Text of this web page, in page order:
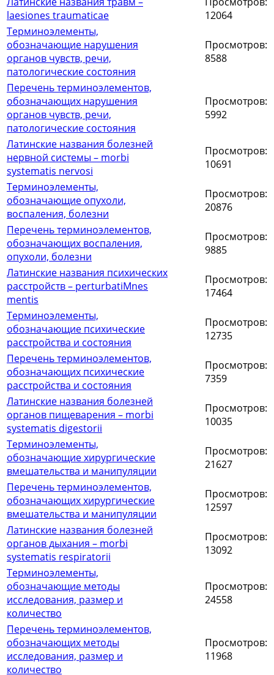
laesiones traumaticae
12064
Терминоэлементы,
обозначающие нарушения
органов чувств, речи,
патологические состояния
Просмотров:
8588
Перечень терминоэлементов,
обозначающих нарушения
органов чувств, речи,
патологические состояния
Просмотров:
5992
Латинские названия болезней
нервной системы – morbi
systematis nervosi
Просмотров:
10691
Терминоэлементы,
обозначающие опухоли,
воспаления, болезни
Просмотров:
20876
Перечень терминоэлементов,
обозначающих воспаления,
опухоли, болезни
Просмотров:
9885
Латинские названия психических
расстройств – perturbatiMnes
mentis
Просмотров:
17464
Терминоэлементы,
обозначающие психические
расстройства и состояния
Просмотров:
12735
Перечень терминоэлементов,
обозначающих психические
расстройства и состояния
Просмотров:
7359
Латинские названия болезней
органов пищеварения – morbi
systematis digestorii
Просмотров:
10035
Терминоэлементы,
обозначающие хирургические
вмешательства и манипуляции
Просмотров:
21627
Перечень терминоэлементов,
обозначающих хирургические
вмешательства и манипуляции
Просмотров:
12597
Латинские названия болезней
органов дыхания – morbi
systematis respiratorii
Просмотров:
13092
Терминоэлементы,
обозначающие методы
исследования, размер и
количество
Просмотров:
24558
Перечень терминоэлементов,
обозначающих методы
исследования, размер и
количество
Просмотров:
11968